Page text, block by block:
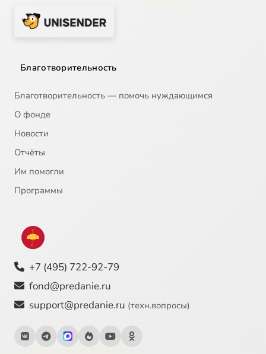
Благотворительность
Благотворительность — помочь нуждающимся
О фонде
Новости
Отчёты
Им помогли
Программы
+7 (495) 722-92-79
fond@predanie.ru
support@predanie.ru (техн.вопросы)